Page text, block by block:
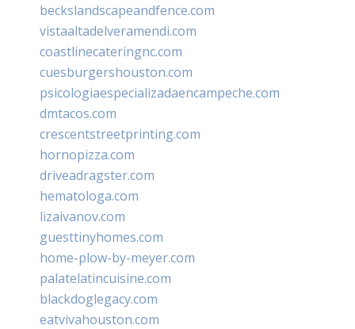
beckslandscapeandfence.com
vistaaltadelveramendi.com
coastlinecateringnc.com
cuesburgershouston.com
psicologiaespecializadaencampeche.com
dmtacos.com
crescentstreetprinting.com
hornopizza.com
driveadragster.com
hematologa.com
lizaivanov.com
guesttinyhomes.com
home-plow-by-meyer.com
palatelatincuisine.com
blackdoglegacy.com
eatvivahouston.com